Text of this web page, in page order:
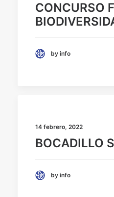
CONCURSO
by info
14 febrero, 2022
BOCADILLO
by info